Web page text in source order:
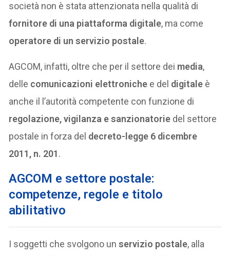
società non è stata attenzionata nella qualità di
fornitore di una piattaforma digitale, ma come
operatore di un servizio postale.
AGCOM, infatti, oltre che per il settore dei media,
delle comunicazioni elettroniche e del digitale è
anche il l’autorità competente con funzione di
regolazione, vigilanza e sanzionatorie del settore
postale in forza del decreto-legge 6 dicembre
2011, n. 201.
AGCOM e settore postale:
competenze, regole e titolo
abilitativo
I soggetti che svolgono unservizio postale, alla